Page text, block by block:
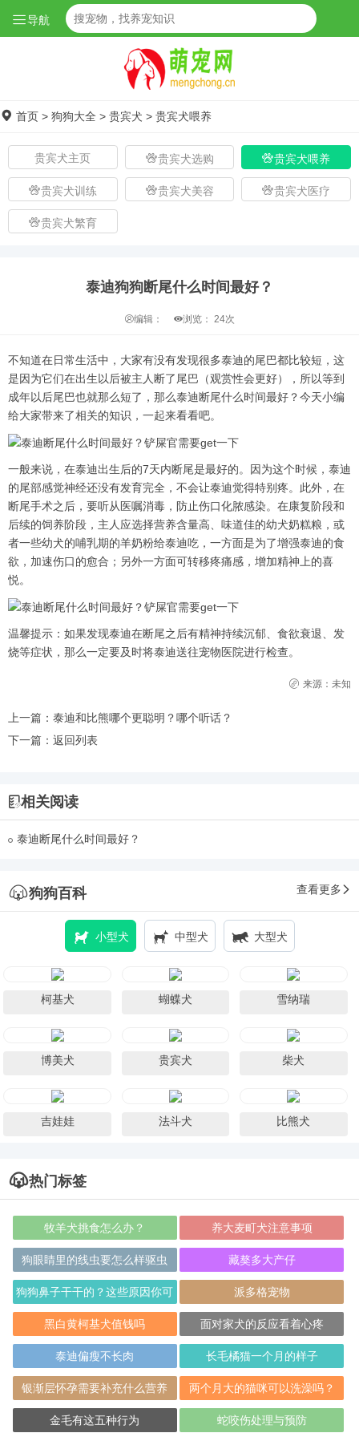
导航
首页 > 狗狗大全 > 贵宾犬 > 贵宾犬喂养
贵宾犬主页 贵宾犬选购 贵宾犬喂养
贵宾犬训练 贵宾犬美容 贵宾犬医疗
贵宾犬繁育
泰迪狗狗断尾什么时间最好？
编辑： 浏览： 24次
不知道在日常生活中，大家有没有发现很多泰迪的尾巴都比较短，这
是因为它们在出生以后被主人断了尾巴（观赏性会更好），所以等到
成年以后尾巴也就那么短了，那么泰迪断尾什么时间最好？今天小编
给大家带来了相关的知识，一起来看看吧。
一般来说，在泰迪出生后的7天内断尾是最好的。因为这个时候，泰迪
的尾部感觉神经还没有发育完全，不会让泰迪觉得特别疼。此外，在
断尾手术之后，要听从医嘱消毒，防止伤口化脓感染。在康复阶段和
后续的饲养阶段，主人应选择营养含量高、味道佳的幼犬奶糕粮，或
者一些幼犬的哺乳期的羊奶粉给泰迪吃，一方面是为了增强泰迪的食
欲，加速伤口的愈合；另外一方面可转移疼痛感，增加精神上的喜
悦。
温馨提示：如果发现泰迪在断尾之后有精神持续沉郁、食欲衰退、发
烧等症状，那么一定要及时将泰迪送往宠物医院进行检查。
来源：未知
上一篇： 泰迪和比熊哪个更聪明？哪个听话？
下一篇： 返回列表
相关阅读
泰迪断尾什么时间最好？
狗狗百科 查看更多
小型犬 中型犬 大型犬
柯基犬 蝴蝶犬 雪纳瑞
博美犬 贵宾犬 柴犬
吉娃娃 法斗犬 比熊犬
热门标签
牧羊犬挑食怎么办？ 养大麦町犬注意事项
狗眼睛里的线虫要怎么样驱虫 藏獒多大产仔
狗狗鼻子干干的？这些原因你可
能不知道
派多格宠物
黑白黄柯基犬值钱吗 面对家犬的反应看着心疼
泰迪偏瘦不长肉 长毛橘猫一个月的样子
银渐层怀孕需要补充什么营养 两个月大的猫咪可以洗澡吗？
金毛有这五种行为 蛇咬伤处理与预防